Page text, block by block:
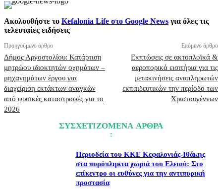
Ακολουθήστε το Kefalonia Life στο Google News για όλες τις
τελευταίες ειδήσεις
Προηγούμενο άρθρο
Δήμος Αργοστολίου: Κατάρτιση
μητρώου ιδιοκτητών οχημάτων –
μηχανημάτων έργου για
διαχείριση εκτάκτων αναγκών
από φυσικές καταστροφές για το
2026
Επόμενο άρθρο
Εκπτώσεις σε ακτοπλοϊκά &
αεροπορικά εισιτήρια για τις
μετακινήσεις αναπληρωτών
εκπαιδευτικών την περίοδο των
Χριστουγέννων
ΣΥΣΧΕΤΙΖΟΜΕΝΑ ΑΡΘΡΑ
Περιοδεία του ΚΚΕ Κεφαλονιάς-Ιθάκης
στα πυρόπληκτα χωριά του Ελειού: Στο
επίκεντρο οι ευθύνες για την αντιπυρική
προστασία